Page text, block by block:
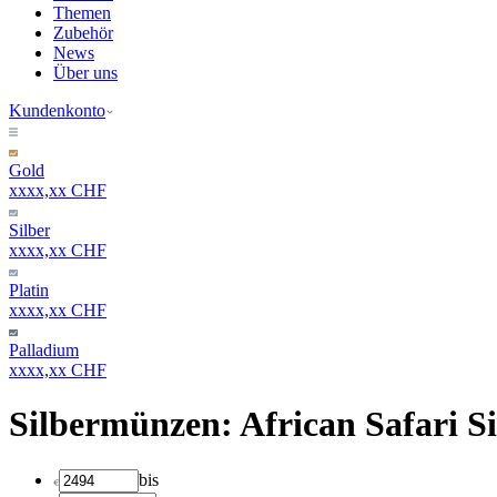
Themen
Zubehör
News
Über uns
Kundenkonto
Gold
xxxx,xx CHF
Silber
xxxx,xx CHF
Platin
xxxx,xx CHF
Palladium
xxxx,xx CHF
Silbermünzen: African Safari
bis